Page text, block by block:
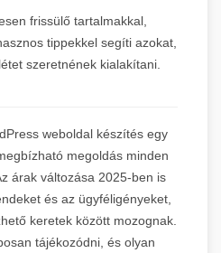
frissülő tartalmakkal,
tippekkel segíti azokat,
szeretnének kialakítani.
weboldal készítés egy
megoldás minden
árak változása 2025-ben is
és az ügyféligényeket,
keretek között mozognak.
tájékozódni, és olyan